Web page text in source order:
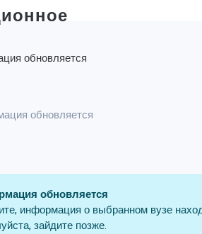
обновляется
обновляется
обновляется
информация о выбранном вузе
зайдите позже.